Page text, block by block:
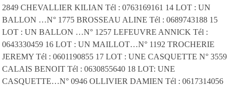
2849 CHEVALLIER KILIAN Tél : 0763169161 14 LOT : UN
BALLON …N° 1775 BROSSEAU ALINE Tél : 0689743188 15
LOT : UN BALLON …N° 1257 LEFEUVRE ANNICK Tél :
0643330459 16 LOT : UN MAILLOT…N° 1192 TROCHERIE
JEREMY Tél : 0601190855 17 LOT : UNE CASQUETTE N° 3559
CALAIS BENOIT Tél : 0630855640 18 LOT: UNE
CASQUETTE…N° 0946 OLLIVIER DAMIEN Tél : 0617314056